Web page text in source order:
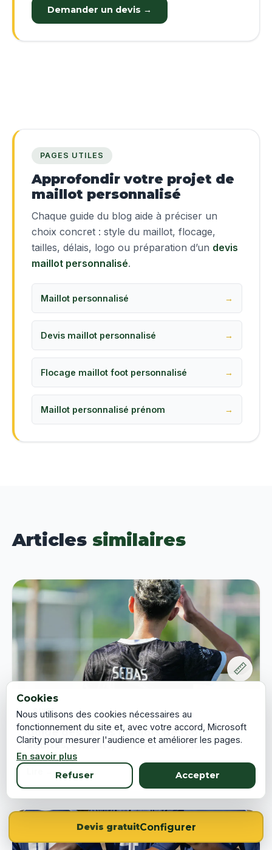
Demander un devis →
PAGES UTILES
Approfondir votre projet de
maillot personnalisé
Chaque guide du blog aide à préciser un
choix concret : style du maillot, flocage,
tailles, délais, logo ou préparation d’un devis
maillot personnalisé.
Maillot personnalisé
Devis maillot personnalisé
Flocage maillot foot personnalisé
Maillot personnalisé prénom
Articles similaires
📏
GUIDE
Guide des tailles maillots de foot :
adultes, enfants, comment choisir ?
Devis gratuitConfigurer
Cookies
Nous utilisons des cookies nécessaires au
fonctionnement du site et, avec votre accord, Microsoft
Clarity pour mesurer l'audience et améliorer les pages.
En savoir plus
Refuser Accepter